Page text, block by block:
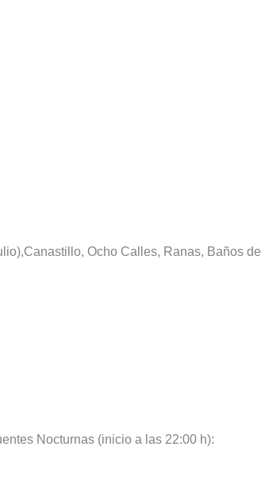
Ocho Calles, Ranas, Baños de
Nocturnas (inicio a las 22:00 h):